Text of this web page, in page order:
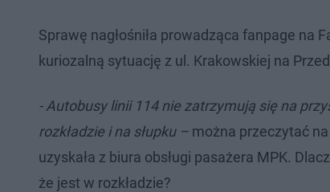
Sprawę nagłośniła prowadząca fanpage na
kuriozalną sytuację z ul. Krakowskiej na
- Autobusy linii 114 nie zatrzymują się na
rozkładzie i na słupku – można przeczytać
uzyskała z biura obsługi pasażera MPK.
że jest w rozkładzie?